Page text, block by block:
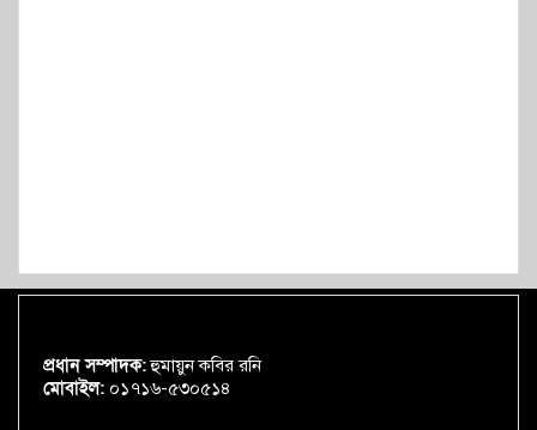
প্রধান সম্পাদক:হুমায়ুন কবির রনি
মোবাইল: ০১৭১৬-৫৩০৫১৪